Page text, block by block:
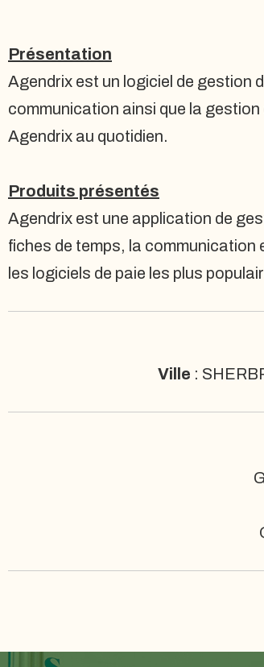
Présentation
Agendrix est un logiciel de gestion
communication ainsi que la
Agendrix au quotidien.
Produits présentés
Agendrix est une application de
fiches de temps, la
les logiciels de paie les plus
Ville :